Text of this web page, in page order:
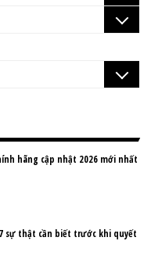
hãng cập nhật 2026 mới nhất
7 sự thật cần biết trước khi quyết